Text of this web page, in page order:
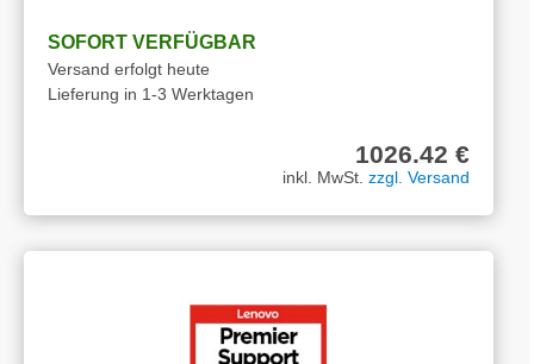
SOFORT VERFÜGBAR
Versand erfolgt heute
Lieferung in 1-3 Werktagen
1026.42 €
inkl. MwSt. zzgl. Versand